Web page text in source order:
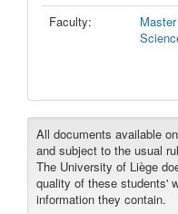
Faculty:
All documents available
and subject to the usual
The University of Liège
quality of these students'
information they contain.